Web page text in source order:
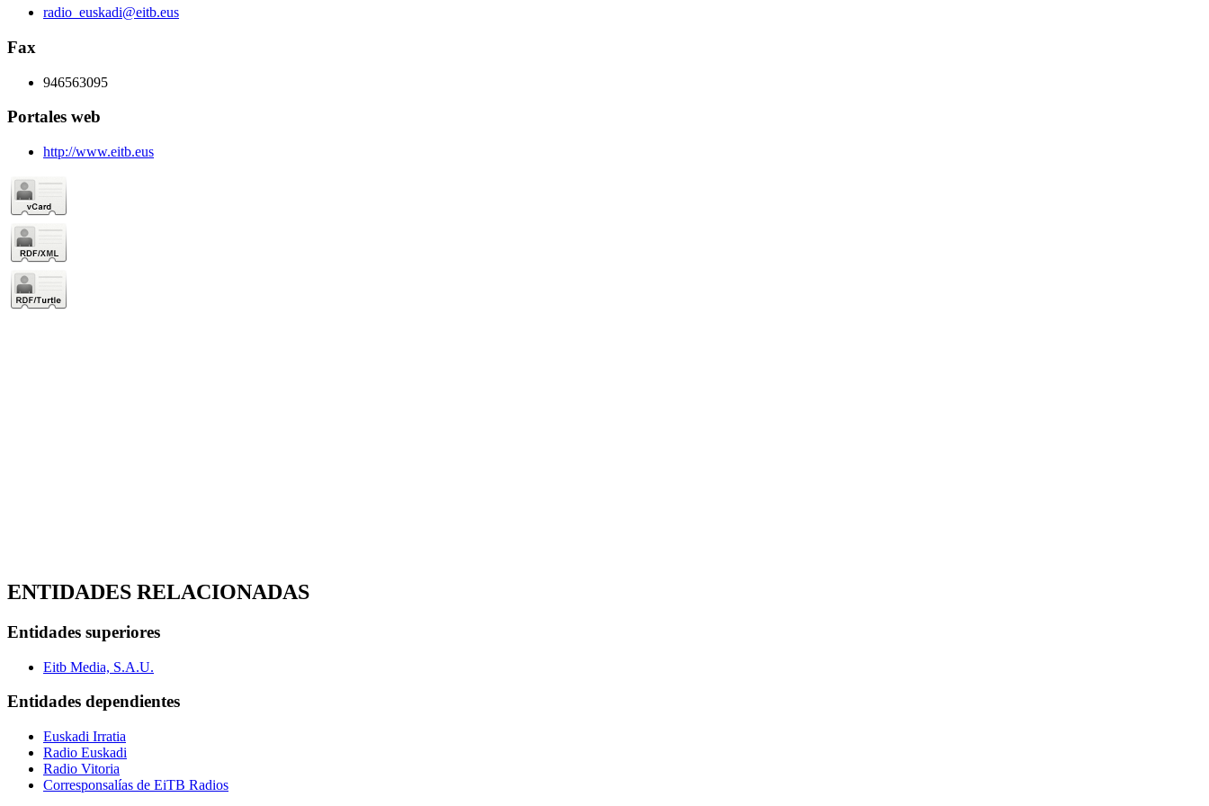
radio_euskadi@eitb.eus
Fax
946563095
Portales web
http://www.eitb.eus
ENTIDADES RELACIONADAS
Entidades superiores
Eitb Media, S.A.U.
Entidades dependientes
Euskadi Irratia
Radio Euskadi
Radio Vitoria
Corresponsalías de EiTB Radios